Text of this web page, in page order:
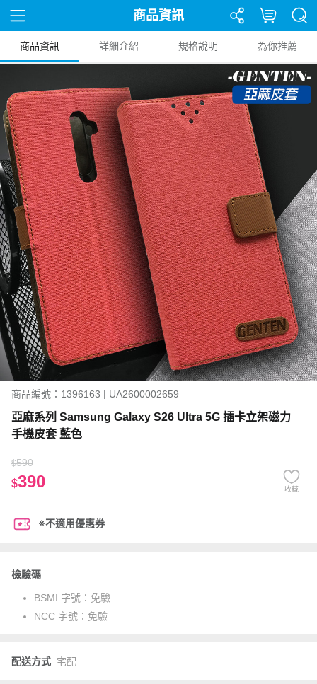
商品資訊
商品資訊 詳細介紹 規格說明 為你推薦
商品編號：1396163 | UA2600002659
亞麻系列 Samsung Galaxy S26 Ultra 5G 插卡立架磁力
手機皮套 藍色
$590
$390 收藏
※不適用優惠券
檢驗碼
BSMI 字號： 免驗
NCC 字號： 免驗
配送方式 宅配